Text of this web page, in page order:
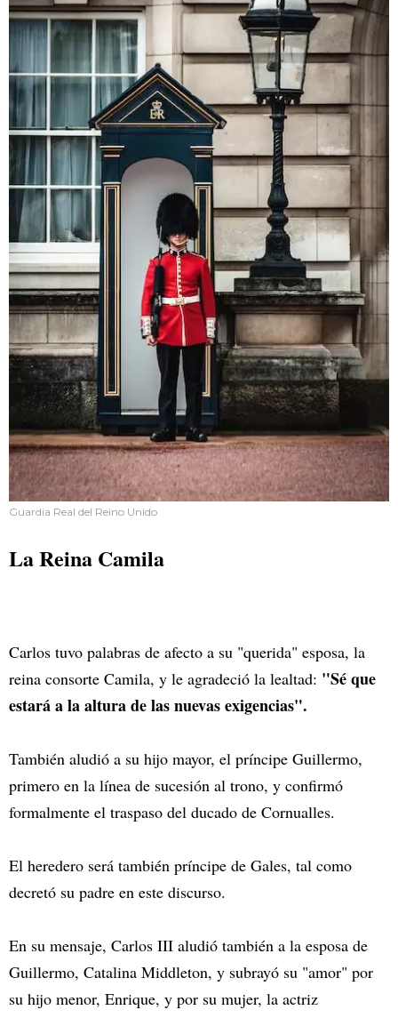
Guardia Real del Reino Unido
La Reina Camila
Carlos tuvo palabras de afecto a su "querida" esposa, la
reina consorte Camila, y le agradeció la lealtad: "Sé que
estará a la altura de las nuevas exigencias".
También aludió a su hijo mayor, el príncipe Guillermo,
primero en la línea de sucesión al trono, y confirmó
formalmente el traspaso del ducado de Cornualles.
El heredero será también príncipe de Gales, tal como
decretó su padre en este discurso.
En su mensaje, Carlos III aludió también a la esposa de
Guillermo, Catalina Middleton, y subrayó su "amor" por
su hijo menor, Enrique, y por su mujer, la actriz